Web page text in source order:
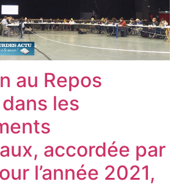
au Repos
les
accordée par
l’année 2021,